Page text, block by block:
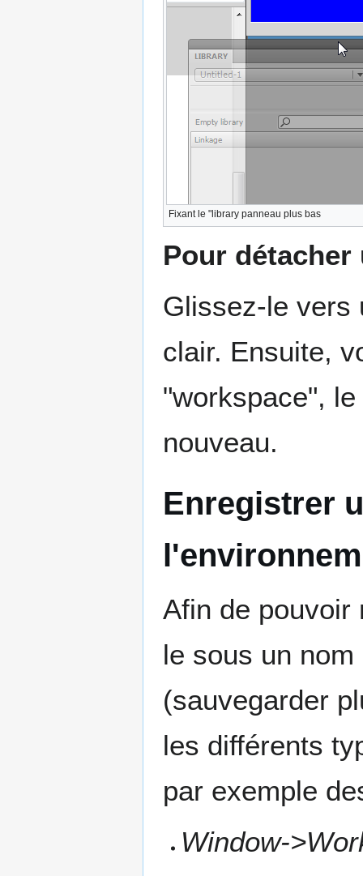
Fixant le "library panneau plus bas
Pour détacher
Glissez-le vers
clair. Ensuite,
"workspace",
nouveau.
Enregistrer
Afin de pouvoir
le sous un
(sauvegarder
les différents
par exemple
Window-